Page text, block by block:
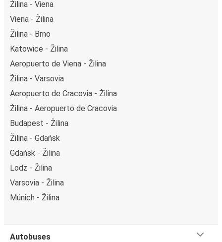
Žilina - Viena
Viena - Žilina
Žilina - Brno
Katowice - Žilina
Aeropuerto de Viena - Žilina
Žilina - Varsovia
Aeropuerto de Cracovia - Žilina
Žilina - Aeropuerto de Cracovia
Budapest - Žilina
Žilina - Gdańsk
Gdańsk - Žilina
Lodz - Žilina
Varsovia - Žilina
Múnich - Žilina
Autobuses